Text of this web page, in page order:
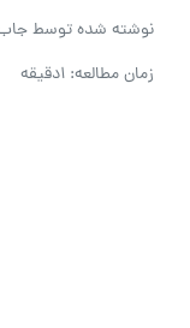
نوشته شده توسط
زمان مطالعه: 1دقیقه